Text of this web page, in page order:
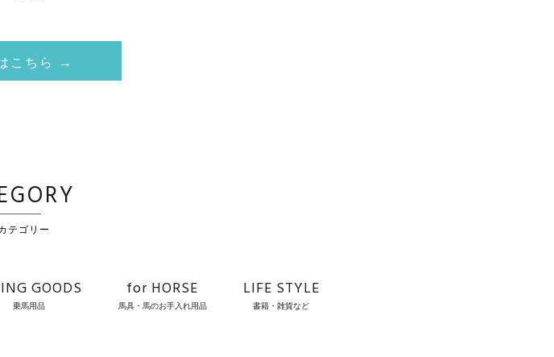
こちら →
テゴリー
GOODS
乗馬用品
for HORSE
馬具・馬のお手入れ用品
LIFE STYLE
書籍・雑貨など